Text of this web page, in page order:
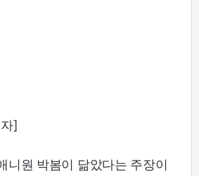
]
니원 박봄이 닮았다는 주장이